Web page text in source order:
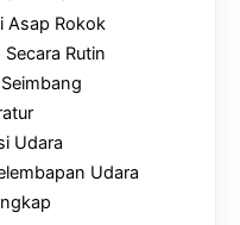
Asap Rokok
Rutin
Udara
Udara